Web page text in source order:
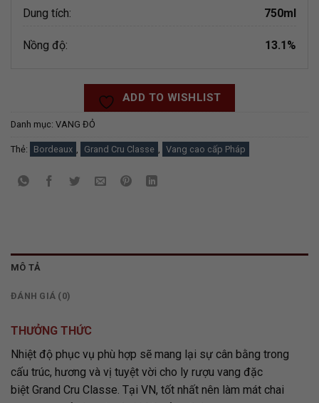
Dung tích: 750ml
Nồng độ: 13.1%
ADD TO WISHLIST
Danh mục: VANG ĐỎ
Thẻ: Bordeaux Grand Cru Classe Vang cao cấp Pháp
MÔ TẢ
ĐÁNH GIÁ (0)
THƯỞNG THỨC
Nhiệt độ phục vụ phù hợp sẽ mang lại sự cân bằng trong
cấu trúc, hương và vị tuyệt vời cho ly rượu vang đặc
biệt Grand Cru Classe. Tại VN, tốt nhất nên làm mát chai